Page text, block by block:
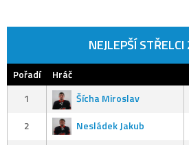
NEJLEPŠÍ
Pořadí Hráč
1
Šícha Miroslav
2
Nesládek Jakub